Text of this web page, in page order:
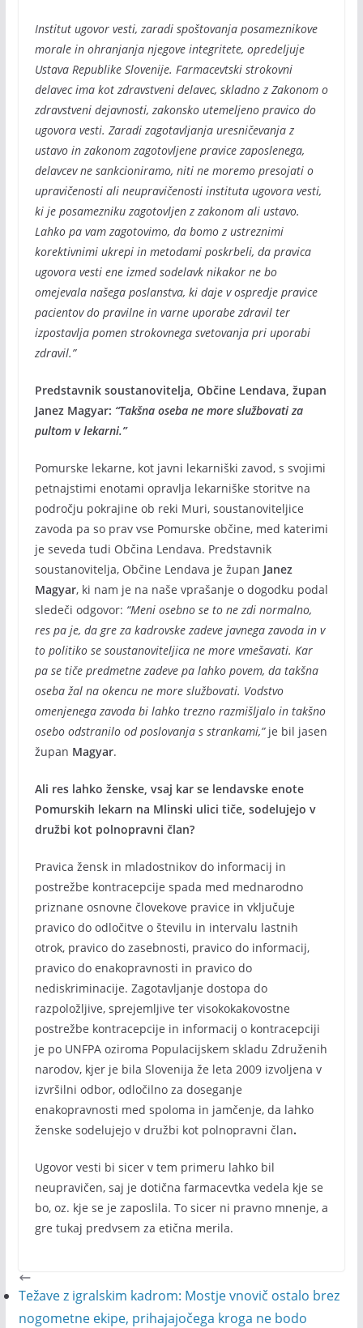
Institut ugovor vesti, zaradi spoštovanja posameznikove
morale in ohranjanja njegove integritete, opredeljuje
Ustava Republike Slovenije. Farmacevtski strokovni
delavec ima kot zdravstveni delavec, skladno z Zakonom o
zdravstveni dejavnosti, zakonsko utemeljeno pravico do
ugovora vesti. Zaradi zagotavljanja uresničevanja z
ustavo in zakonom zagotovljene pravice zaposlenega,
delavcev ne sankcioniramo, niti ne moremo presojati o
upravičenosti ali neupravičenosti instituta ugovora vesti,
ki je posamezniku zagotovljen z zakonom ali ustavo.
Lahko pa vam zagotovimo, da bomo z ustreznimi
korektivnimi ukrepi in metodami poskrbeli, da pravica
ugovora vesti ene izmed sodelavk nikakor ne bo
omejevala našega poslanstva, ki daje v ospredje pravice
pacientov do pravilne in varne uporabe zdravil ter
izpostavlja pomen strokovnega svetovanja pri uporabi
zdravil.”
Predstavnik soustanovitelja, Občine Lendava, župan
Janez Magyar: “Takšna oseba ne more službovati za
pultom v lekarni.”
Pomurske lekarne, kot javni lekarniški zavod, s svojimi
petnajstimi enotami opravlja lekarniške storitve na
področju pokrajine ob reki Muri, soustanoviteljice
zavoda pa so prav vse Pomurske občine, med katerimi
je seveda tudi Občina Lendava. Predstavnik
soustanovitelja, Občine Lendava je župan Janez
Magyar, ki nam je na naše vprašanje o dogodku podal
sledeči odgovor: “Meni osebno se to ne zdi normalno,
res pa je, da gre za kadrovske zadeve javnega zavoda in v
to politiko se soustanoviteljica ne more vmešavati. Kar
pa se tiče predmetne zadeve pa lahko povem, da takšna
oseba žal na okencu ne more službovati. Vodstvo
omenjenega zavoda bi lahko trezno razmišljalo in takšno
osebo odstranilo od poslovanja s strankami,”je bil jasen
župan Magyar.
Ali res lahko ženske, vsaj kar se lendavske enote
Pomurskih lekarn na Mlinski ulici tiče, sodelujejo v
družbi kot polnopravni član?
Pravica žensk in mladostnikov do informacij in
postrežbe kontracepcije spada med mednarodno
priznane osnovne človekove pravice in vključuje
pravico do odločitve o številu in intervalu lastnih
otrok, pravico do zasebnosti, pravico do informacij,
pravico do enakopravnosti in pravico do
nediskriminacije. Zagotavljanje dostopa do
razpoložljive, sprejemljive ter visokokakovostne
postrežbe kontracepcije in informacij o kontracepciji
je po UNFPA oziroma Populacijskem skladu Združenih
narodov, kjer je bila Slovenija že leta 2009 izvoljena v
izvršilni odbor, odločilno za doseganje
enakopravnosti med spoloma in jamčenje, da lahko
ženske sodelujejo v družbi kot polnopravni član.
Ugovor vesti bi sicer v tem primeru lahko bil
neupravičen, saj je dotična farmacevtka vedela kje se
bo, oz. kje se je zaposlila. To sicer ni pravno mnenje, a
gre tukaj predvsem za etična merila.
Težave z igralskim kadrom: Mostje vnovič ostalo brez
nogometne ekipe, prihajajočega kroga ne bodo